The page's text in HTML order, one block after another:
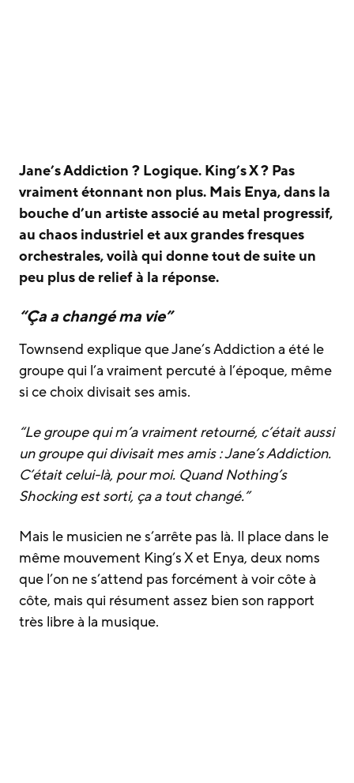
Jane’s Addiction ? Logique. King’s X ? Pas
vraiment étonnant non plus. Mais Enya, dans la
bouche d’un artiste associé au metal progressif,
au chaos industriel et aux grandes fresques
orchestrales, voilà qui donne tout de suite un
peu plus de relief à la réponse.
“Ça a changé ma vie”
Townsend explique que Jane’s Addiction a été le
groupe qui l’a vraiment percuté à l’époque, même
si ce choix divisait ses amis.
“Le groupe qui m’a vraiment retourné, c’était aussi
un groupe qui divisait mes amis : Jane’s Addiction.
C’était celui-là, pour moi. QuandNothing’s
Shockingest sorti, ça a tout changé.”
Mais le musicien ne s’arrête pas là. Il place dans le
même mouvement King’s X et Enya, deux noms
que l’on ne s’attend pas forcément à voir côte à
côte, mais qui résument assez bien son rapport
très libre à la musique.